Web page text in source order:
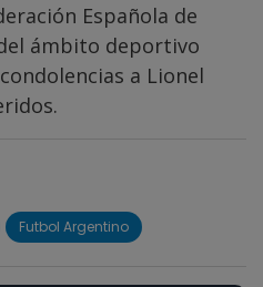
Española de
ámbito deportivo
a Lionel
Futbol Argentino